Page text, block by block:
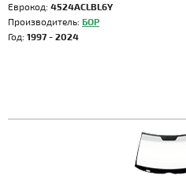
Еврокод: 4524ACLBL6Y
Производитель: БОР
Год: 1997 - 2024